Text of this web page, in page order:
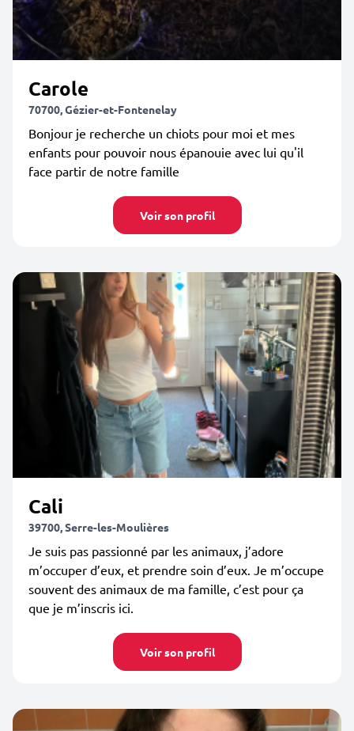
Carole
70700, Gézier-et-Fontenelay
Bonjour je recherche un chiots pour moi et mes
enfants pour pouvoir nous épanouie avec lui qu'il
face partir de notre famille
Voir son profil
Cali
39700, Serre-les-Moulières
Je suis pas passionné par les animaux, j’adore
m’occuper d’eux, et prendre soin d’eux. Je m’occupe
souvent des animaux de ma famille, c’est pour ça
que je m’inscris ici.
Voir son profil